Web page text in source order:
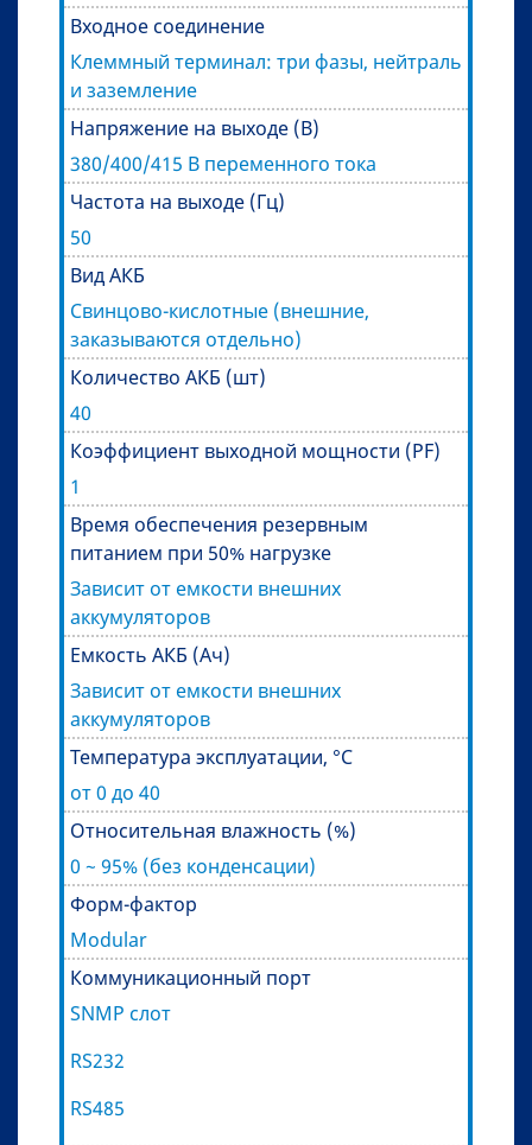
Входное соединение
Клеммный терминал: три фазы, нейтраль
и заземление
Напряжение на выходе (В)
380/400/415 В переменного тока
Частота на выходе (Гц)
50
Вид АКБ
Свинцово-кислотные (внешние,
заказываются отдельно)
Количество АКБ (шт)
40
Коэффициент выходной мощности (PF)
1
Время обеспечения резервным
питанием при 50% нагрузке
Зависит от емкости внешних
аккумуляторов
Емкость АКБ (Ач)
Зависит от емкости внешних
аккумуляторов
Температура эксплуатации, °C
от 0 до 40
Относительная влажность (%)
0 ~ 95% (без конденсации)
Форм-фактор
Modular
Коммуникационный порт
SNMP слот
RS232
RS485